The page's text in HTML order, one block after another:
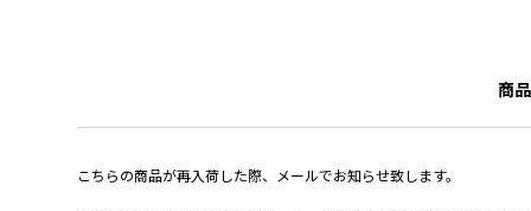
商
こちらの商品が再入荷した際、メールでお知らせ致します。